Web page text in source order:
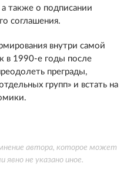
также о подписании
соглашения.
внутри самой
в 1990-е годы после
преграды,
групп» и встать на
автора, которое может
явно не указано иное.